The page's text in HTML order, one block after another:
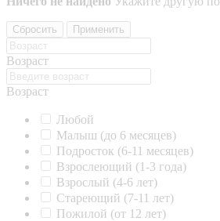
Сбросить Применить
Возраст
Возраст
Любой
Малыш (до 6 месяцев)
Подросток (6-11 месяцев)
Взрослеющий (1-3 года)
Взрослый (4-6 лет)
Стареющий (7-11 лет)
Пожилой (от 12 лет)